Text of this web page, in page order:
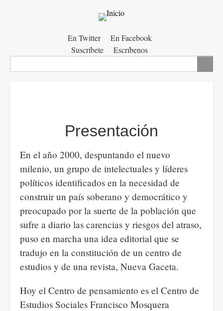
auxiliar
En Twitter
En Facebook
Suscríbete
Escríbenos
Presentación
En el año 2000, despuntando el nuevo
milenio, un grupo de intelectuales y líderes
políticos identificados en la necesidad de
construir un país soberano y democrático y
preocupado por la suerte de la población que
sufre a diario las carencias y riesgos del atraso,
puso en marcha una idea editorial que se
tradujo en la constitución de un centro de
estudios y de una revista, Nueva Gaceta.
Hoy el Centro de pensamiento es el Centro de
Estudios Sociales Francisco Mosquera